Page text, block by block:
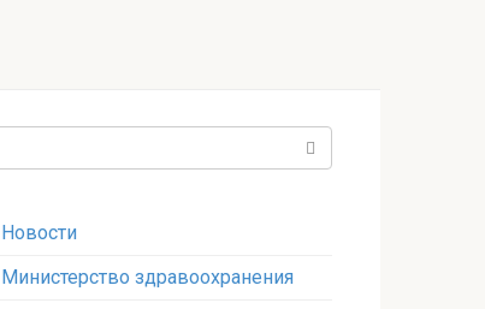
Новости
Министерство здравоохранения